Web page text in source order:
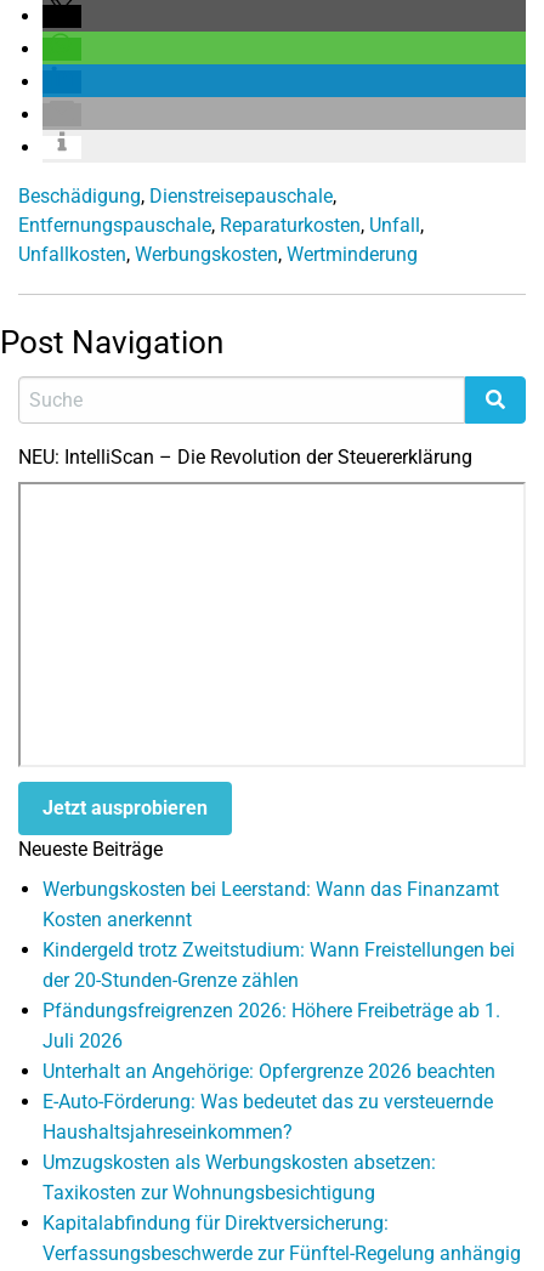
Beschädigung, Dienstreisepauschale,
Entfernungspauschale, Reparaturkosten, Unfall,
Unfallkosten, Werbungskosten, Wertminderung
Post Navigation
NEU: IntelliScan – Die Revolution der Steuererklärung
Jetzt ausprobieren
Neueste Beiträge
Werbungskosten bei Leerstand: Wann das Finanzamt
Kosten anerkennt
Kindergeld trotz Zweitstudium: Wann Freistellungen bei
der 20-Stunden-Grenze zählen
Pfändungsfreigrenzen 2026: Höhere Freibeträge ab 1.
Juli 2026
Unterhalt an Angehörige: Opfergrenze 2026 beachten
E-Auto-Förderung: Was bedeutet das zu versteuernde
Haushaltsjahreseinkommen?
Umzugskosten als Werbungskosten absetzen:
Taxikosten zur Wohnungsbesichtigung
Kapitalabfindung für Direktversicherung:
Verfassungsbeschwerde zur Fünftel-Regelung anhängig